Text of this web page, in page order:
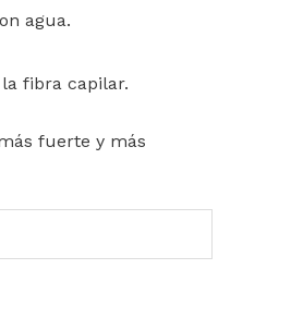
agua.
fibra capilar.
fuerte y más